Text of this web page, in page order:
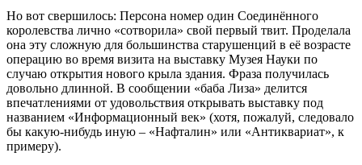
Но вот свершилось: Персона номер один Соединённого
королевства лично «сотворила» свой первый твит. Проделала
она эту сложную для большинства старушенций в её возрасте
операцию во время визита на выставку Музея Науки по
случаю открытия нового крыла здания. Фраза получилась
довольно длинной. В сообщении «баба Лиза» делится
впечатлениями от удовольствия открывать выставку под
названием «Информационный век» (хотя, пожалуй, следовало
бы какую-нибудь иную – «Нафталин» или «Антиквариат», к
примеру).